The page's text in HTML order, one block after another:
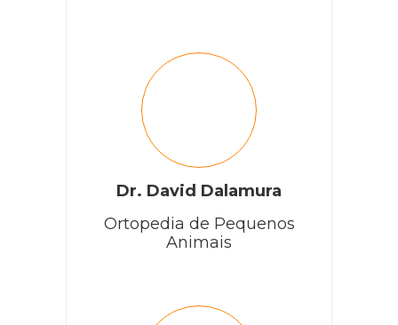
Dr. David Dalamura
Ortopedia de Pequenos
Animais